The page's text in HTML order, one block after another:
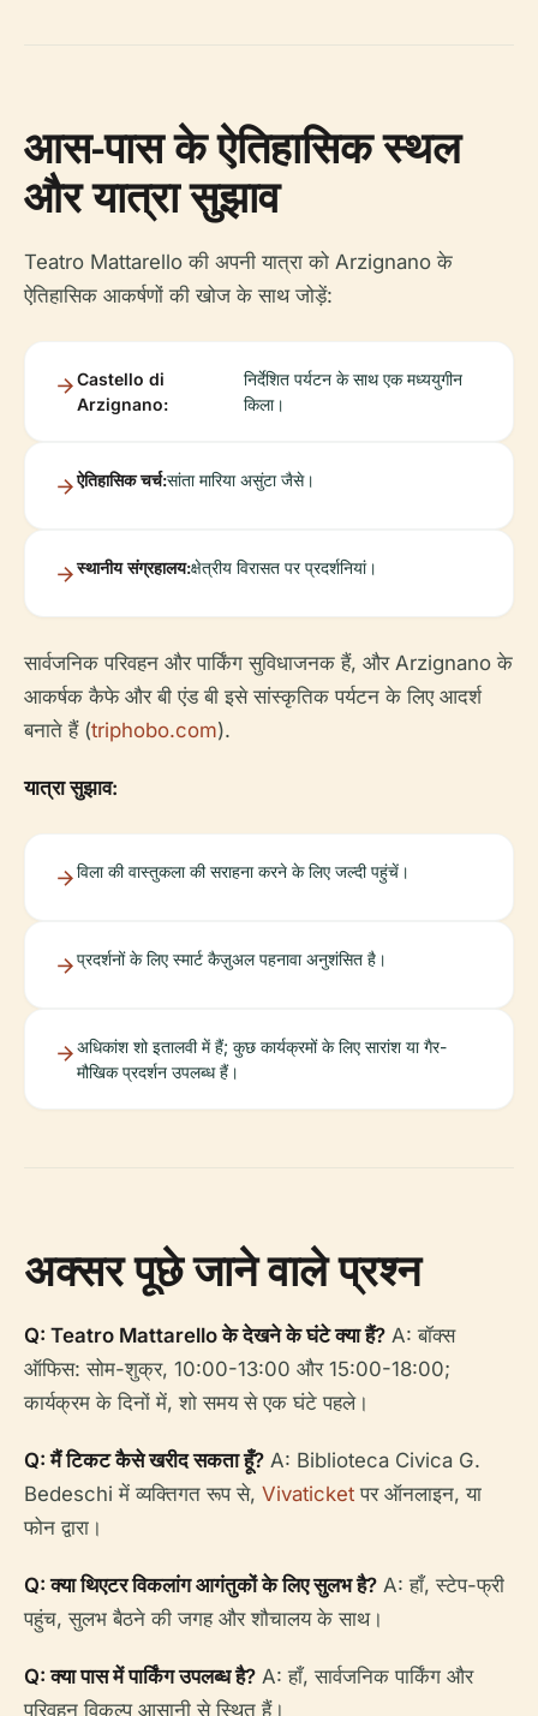
आस-पास के ऐतिहासिक स्थल
और यात्रा सुझाव
Teatro Mattarello की अपनी यात्रा को Arzignano के
ऐतिहासिक आकर्षणों की खोज के साथ जोड़ें:
Castello di
Arzignano:
निर्देशित पर्यटन के साथ एक मध्ययुगीन
किला।
ऐतिहासिक चर्च:सांता मारिया असुंटा जैसे।
स्थानीय संग्रहालय:क्षेत्रीय विरासत पर प्रदर्शनियां।
सार्वजनिक परिवहन और पार्किंग सुविधाजनक हैं, और Arzignano के
आकर्षक कैफे और बी एंड बी इसे सांस्कृतिक पर्यटन के लिए आदर्श
बनाते हैं (triphobo.com).
यात्रा सुझाव:
विला की वास्तुकला की सराहना करने के लिए जल्दी पहुंचें।
प्रदर्शनों के लिए स्मार्ट कैज़ुअल पहनावा अनुशंसित है।
अधिकांश शो इतालवी में हैं; कुछ कार्यक्रमों के लिए सारांश या गैर-
मौखिक प्रदर्शन उपलब्ध हैं।
अक्सर पूछे जाने वाले प्रश्न
Q: Teatro Mattarello के देखने के घंटे क्या हैं? A: बॉक्स
ऑफिस: सोम-शुक्र, 10:00-13:00 और 15:00-18:00;
कार्यक्रम के दिनों में, शो समय से एक घंटे पहले।
Q: मैं टिकट कैसे खरीद सकता हूँ? A: Biblioteca Civica G.
Bedeschi में व्यक्तिगत रूप से, Vivaticket पर ऑनलाइन, या
फोन द्वारा।
Q: क्या थिएटर विकलांग आगंतुकों के लिए सुलभ है? A: हाँ, स्टेप-फ्री
पहुंच, सुलभ बैठने की जगह और शौचालय के साथ।
Q: क्या पास में पार्किंग उपलब्ध है? A: हाँ, सार्वजनिक पार्किंग और
परिवहन विकल्प आसानी से स्थित हैं।